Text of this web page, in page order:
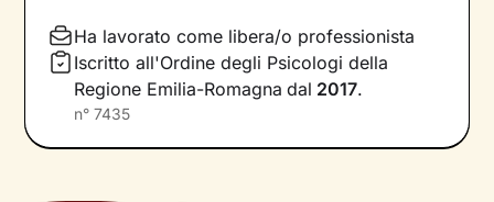
che in età adulta si attivano in maniera
automatica - è la chiave per innescare il
cambiamento.
ciò che per tanto tempo è rimasto dietro le
Ha lavorato come libera/o professionista
Iscritto all'Ordine degli Psicologi della
Regione Emilia-Romagna dal 2017.
n° 7435